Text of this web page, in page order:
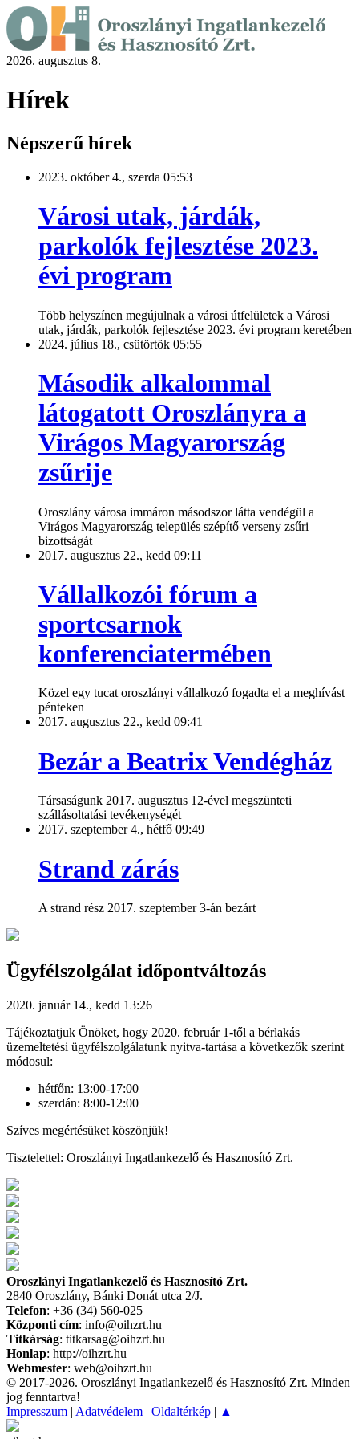
2026. augusztus 8.
Hírek
Népszerű hírek
2023. október 4., szerda 05:53
Városi utak, járdák,
parkolók fejlesztése 2023.
évi program
Több helyszínen megújulnak a városi útfelületek a Városi
utak, járdák, parkolók fejlesztése 2023. évi program keretében
2024. július 18., csütörtök 05:55
Második alkalommal
látogatott Oroszlányra a
Virágos Magyarország
zsűrije
Oroszlány városa immáron másodszor látta vendégül a
Virágos Magyarország település szépítő verseny zsűri
bizottságát
2017. augusztus 22., kedd 09:11
Vállalkozói fórum a
sportcsarnok
konferenciatermében
Közel egy tucat oroszlányi vállalkozó fogadta el a meghívást
pénteken
2017. augusztus 22., kedd 09:41
Bezár a Beatrix Vendégház
Társaságunk 2017. augusztus 12-ével megszünteti
szállásoltatási tevékenységét
2017. szeptember 4., hétfő 09:49
Strand zárás
A strand rész 2017. szeptember 3-án bezárt
Ügyfélszolgálat időpontváltozás
2020. január 14., kedd 13:26
Tájékoztatjuk Önöket, hogy 2020. február 1-től a bérlakás
üzemeltetési ügyfélszolgálatunk nyitva-tartása a következők szerint
módosul:
hétfőn: 13:00-17:00
szerdán: 8:00-12:00
Szíves megértésüket köszönjük!
Tisztelettel: Oroszlányi Ingatlankezelő és Hasznosító Zrt.
Oroszlányi Ingatlankezelő és Hasznosító Zrt.
2840 Oroszlány, Bánki Donát utca 2/J.
Telefon: +36 (34) 560-025
Központi cím: info@oihzrt.hu
Titkárság: titkarsag@oihzrt.hu
Honlap: http://oihzrt.hu
Webmester: web@oihzrt.hu
© 2017-2026. Oroszlányi Ingatlankezelő és Hasznosító Zrt. Minden
jog fenntartva!
Impresszum | Adatvédelem | Oldaltérkép | ▲